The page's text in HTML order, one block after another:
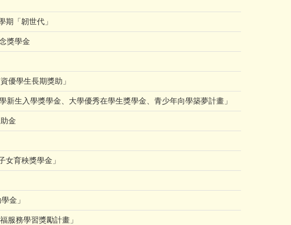
期「韌世代」
獎學金
優學生長期獎助」
生入學獎學金、大學優秀在學生獎學金、青少年向學築夢計畫」
金
女育秧獎學金」
金」
服務學習獎勵計畫」